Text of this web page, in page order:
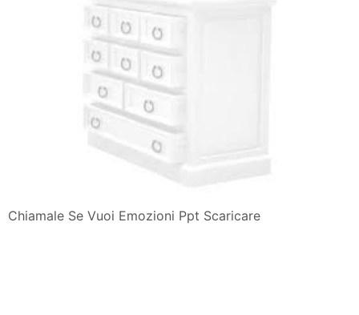
Chiamale Se Vuoi Emozioni Ppt Scaricare